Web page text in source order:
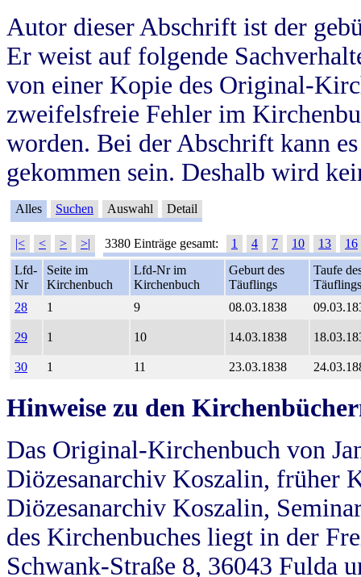
Autor dieser Abschrift ist der
Er weist auf folgende
von einer Kopie des Original-
zweifelsfreie Fehler im
worden. Bei der Abschrift kann
gekommen sein. Deshalb wird
Alles Suchen Auswahl Detail
|< < > >| 3380 Einträge gesamt: 1 4 7 10 13
16
Lfd-
Nr
Seite im
Kirchenbuch
Lfd-Nr im
Kirchenbuch
Geburt des
Täuflings
Taufe
Täuflings
28
1 9 08.03.1838
29 1 10 14.03.1838
30 1 11 23.03.1838
Hinweise zu den
Das Original-Kirchenbuch von
Diözesanarchiv Koszalin, früher
Diözesanarchiv Koszalin,
des Kirchenbuches liegt in der
Schwank-Straße 8, 36043 Fulda